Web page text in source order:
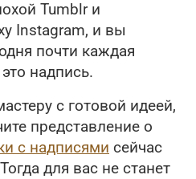
Tumblr и
Instagram, и вы
почти каждая
надпись.
с готовой идеей,
представление о
с надписями сейчас
для вас не станет